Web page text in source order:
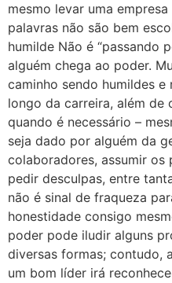
mesmo levar uma
palavras não são bem
humilde Não é “passando
alguém chega ao poder.
caminho sendo humildes
longo da carreira, além de
quando é necessário –
seja dado por alguém da
colaboradores, assumir os
pedir desculpas, entre
não é sinal de fraqueza
honestidade consigo
poder pode iludir alguns
diversas formas; contudo,
um bom líder irá